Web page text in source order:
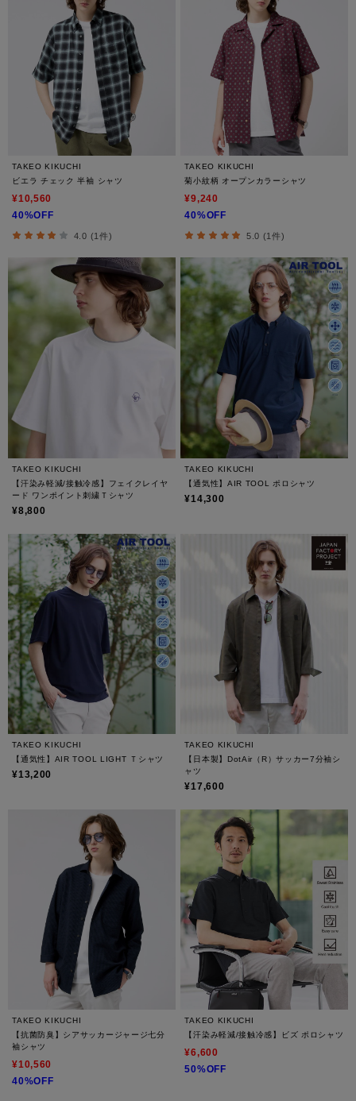
TAKEO KIKUCHI
ビエラ チェック 半袖 シャツ
¥10,560
40%OFF
4.0 (1件)
TAKEO KIKUCHI
菊小紋柄 オープンカラーシャツ
¥9,240
40%OFF
5.0 (1件)
TAKEO KIKUCHI
【汗染み軽減/接触冷感】フェイクレイヤ
ード ワンポイント刺繍Ｔシャツ
¥8,800
TAKEO KIKUCHI
【通気性】AIR TOOL ポロシャツ
¥14,300
TAKEO KIKUCHI
【通気性】AIR TOOL LIGHT Ｔシャツ
¥13,200
TAKEO KIKUCHI
【日本製】DotAir（R）サッカー7分袖シ
ャツ
¥17,600
TAKEO KIKUCHI
【抗菌防臭】シアサッカージャージ七分
袖シャツ
¥10,560
40%OFF
TAKEO KIKUCHI
【汗染み軽減/接触冷感】ビズ ポロシャツ
¥6,600
50%OFF